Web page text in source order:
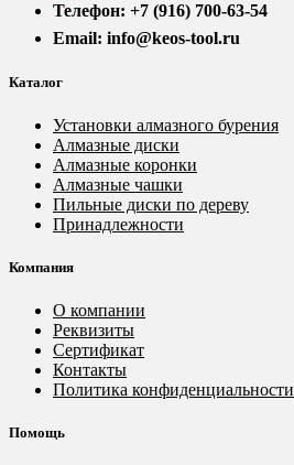
Телефон: +7 (916) 700-63-54
Email: info@keos-tool.ru
Каталог
Установки алмазного бурения
Алмазные диски
Алмазные коронки
Алмазные чашки
Пильные диски по дереву
Принадлежности
Компания
О компании
Реквизиты
Сертификат
Контакты
Политика конфиденциальности
Помощь